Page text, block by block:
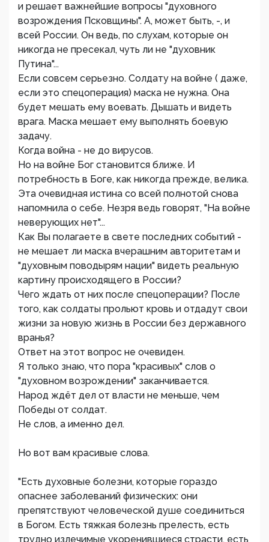
и решает важнейшие вопросы "духовного
возрождения Псковщины". А, может быть, -, и
всей России. Он ведь, по слухам, которые он
никогда не пресекал, чуть ли не "духовник
Путина"...
Если совсем серьезно. Солдату на войне ( даже,
если это спецоперация) маска не нужна. Она
будет мешать ему воевать. Дышать и видеть
врага. Маска мешает ему выполнять боевую
задачу.
Когда война - не до вирусов.
Но на войне Бог становится ближе. И
потребность в Боге, как никогда прежде, велика.
Эта очевидная истина со всей полнотой снова
напомнила о себе. Незря ведь говорят, "На войне
неверующих нет"...
Как Вы полагаете в свете последних событий -
не мешает ли маска вчерашним авторитетам и
"духовным поводырям нации" видеть реальную
картину происходящего в России?
Чего ждать от них после спецоперации? После
того, как солдаты прольют кровь и отдадут свои
жизни за новую жизнь в России без державного
вранья?
Ответ на этот вопрос не очевиден.
Я только знаю, что пора "красивых" слов о
"духовном возрождении" заканчивается.
Народ ждёт дел от власти не меньше, чем
Победы от солдат.
Не слов, а именно дел.
Но вот вам красивые слова.
"Есть духовные болезни, которые гораздо
опаснее заболеваний физических: они
препятствуют человеческой душе соединиться
в Богом. Есть тяжкая болезнь прелесть, есть
трудно излечимые укоренившиеся страсти, есть